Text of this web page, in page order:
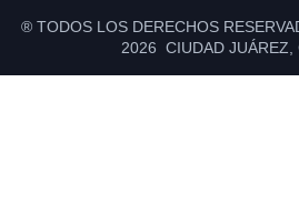
® TODOS LOS DERECHOS
2026 CIUDAD JUÁREZ,